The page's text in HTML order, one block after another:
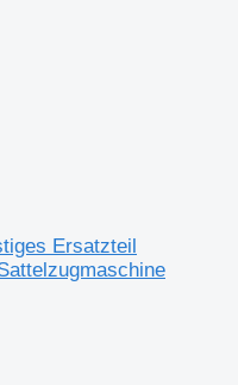
Ersatzteil